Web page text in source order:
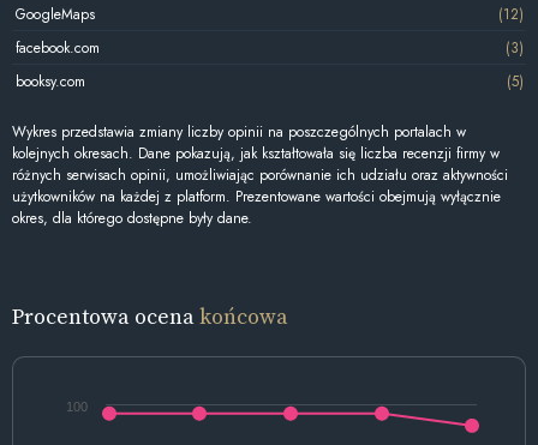
GoogleMaps
(12)
facebook.com
(3)
booksy.com
(5)
Wykres przedstawia zmiany liczby opinii na poszczególnych portalach w
kolejnych okresach. Dane pokazują, jak kształtowała się liczba recenzji firmy w
różnych serwisach opinii, umożliwiając porównanie ich udziału oraz aktywności
użytkowników na każdej z platform. Prezentowane wartości obejmują wyłącznie
okres, dla którego dostępne były dane.
Procentowa ocenakońcowa
100